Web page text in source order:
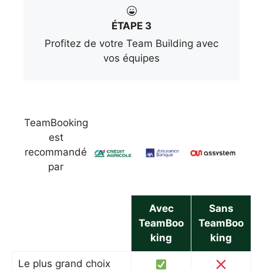
ÉTAPE 3
Profitez de votre Team Building avec
vos équipes
TeamBooking
est
recommandé
par
Avec
TeamBoo
king
Sans
TeamBoo
king
Le plus grand choix